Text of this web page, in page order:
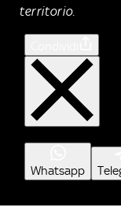
territorio.
Whatsapp